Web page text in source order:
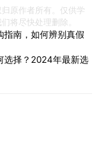
原作者所有。仅供学
将尽快处理删除。
指南，如何辨别真假
选择？2024年最新选